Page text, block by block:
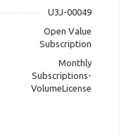
U3J-00049
Open Value
Subscription
Monthly
Subscriptions-
VolumeLicense